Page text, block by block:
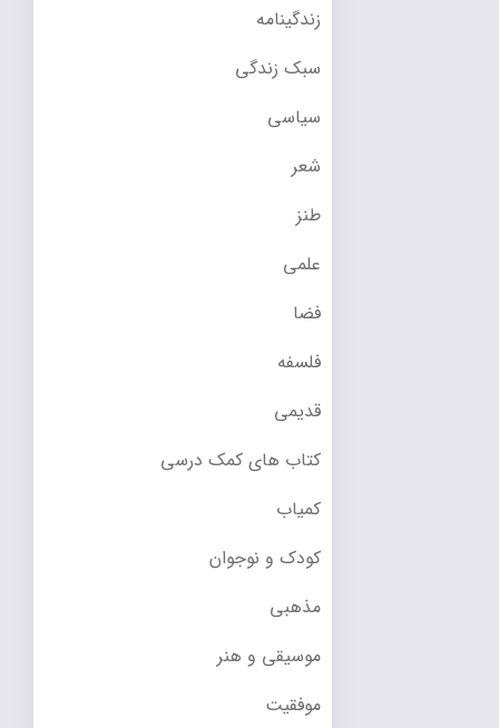
زندگینامه
سبک زندگی
سیاسی
شعر
طنز
علمی
فضا
فلسفه
قدیمی
کتاب های کمک درسی
کمیاب
کودک و نوجوان
مذهبی
موسیقی و هنر
موفقیت